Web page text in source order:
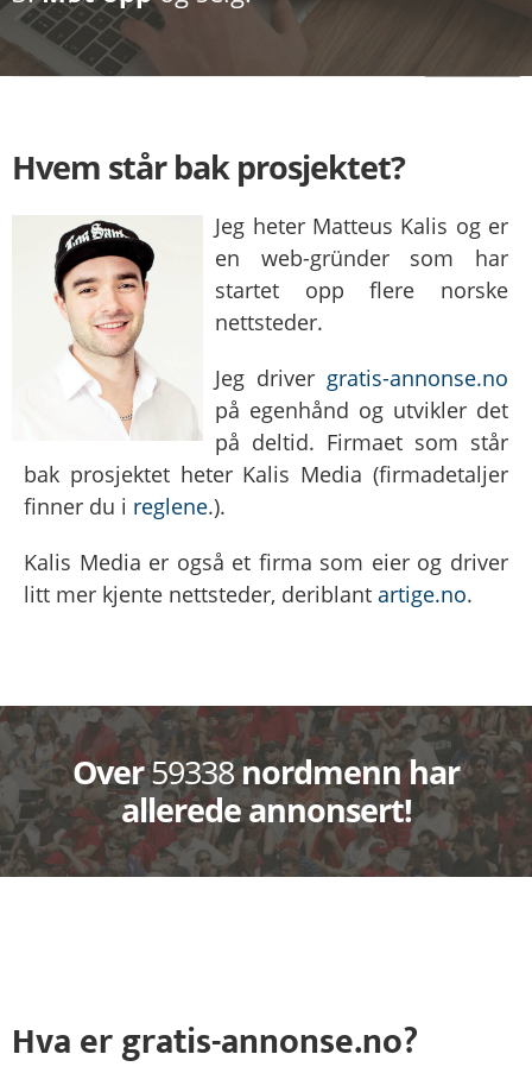
Hvem står bak prosjektet?
Jeg heter Matteus Kalis og er
en web-gründer som har
startet opp flere norske
nettsteder.
Jeg driver gratis-annonse.no
på egenhånd og utvikler det
på deltid. Firmaet som står
bak prosjektet heter Kalis Media (firmadetaljer
finner du i reglene.).
Kalis Media er også et firma som eier og driver
litt mer kjente nettsteder, deriblant artige.no.
Over59338nordmenn har
allerede annonsert!
Hvaergratis-annonse.no?